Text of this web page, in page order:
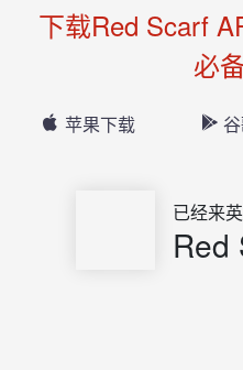
下载Red Scarf
必
苹果下载
已经来
Red